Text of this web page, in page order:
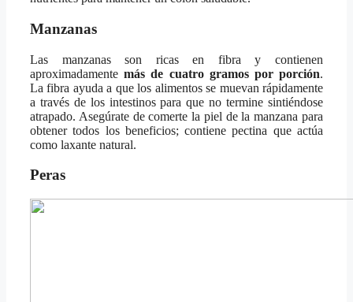
Manzanas
Las manzanas son ricas en fibra y contienen
aproximadamentemás de cuatro gramos por porción.
La fibra ayuda a que los alimentos se muevan rápidamente
a través de los intestinos para que no termine sintiéndose
atrapado. Asegúrate de comerte la piel de la manzana para
obtener todos los beneficios; contiene pectina que actúa
como laxante natural.
Peras